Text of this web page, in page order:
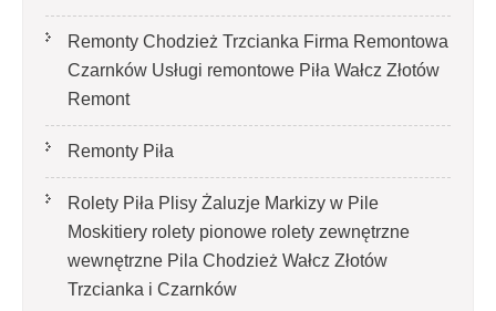
Remonty Chodzież Trzcianka Firma Remontowa
Czarnków Usługi remontowe Piła Wałcz Złotów
Remont
Remonty Piła
Rolety Piła Plisy Żaluzje Markizy w Pile
Moskitiery rolety pionowe rolety zewnętrzne
wewnętrzne Pila Chodzież Wałcz Złotów
Trzcianka i Czarnków